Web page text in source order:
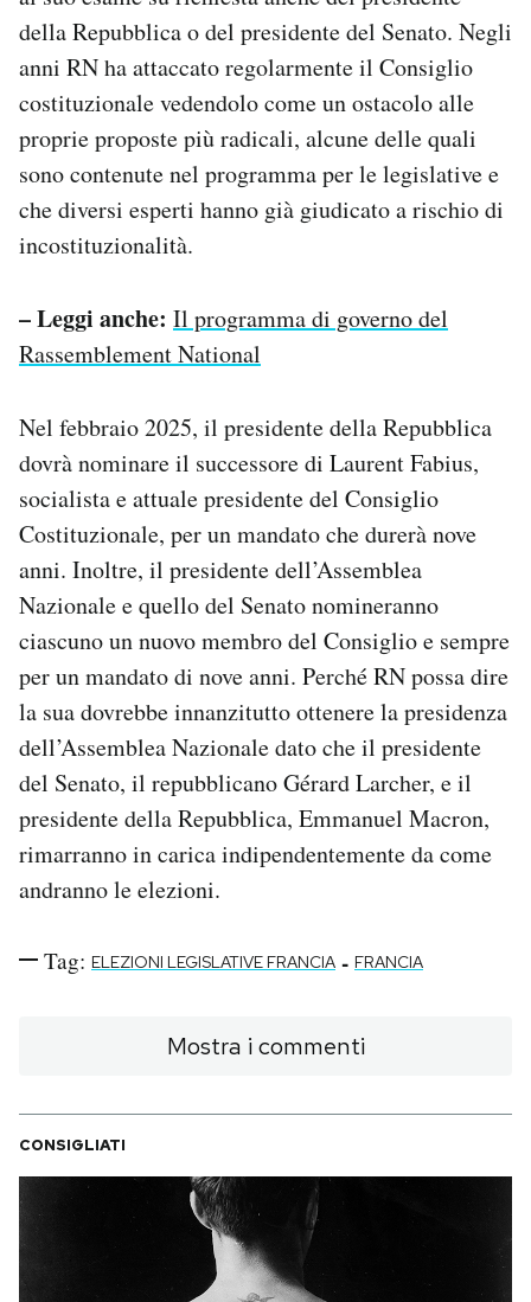
della Repubblica o del presidente del Senato. Negli
anni RN ha attaccato regolarmente il Consiglio
costituzionale vedendolo come un ostacolo alle
proprie proposte più radicali, alcune delle quali
sono contenute nel programma per le legislative e
che diversi esperti hanno già giudicato a rischio di
incostituzionalità.
– Leggi anche: Il programma di governo del
Rassemblement National
Nel febbraio 2025, il presidente della Repubblica
dovrà nominare il successore di Laurent Fabius,
socialista e attuale presidente del Consiglio
Costituzionale, per un mandato che durerà nove
anni. Inoltre, il presidente dell’Assemblea
Nazionale e quello del Senato nomineranno
ciascuno un nuovo membro del Consiglio e sempre
per un mandato di nove anni. Perché RN possa dire
la sua dovrebbe innanzitutto ottenere la presidenza
dell’Assemblea Nazionale dato che il presidente
del Senato, il repubblicano Gérard Larcher, e il
presidente della Repubblica, Emmanuel Macron,
rimarranno in carica indipendentemente da come
andranno le elezioni.
Tag: ELEZIONI LEGISLATIVE FRANCIA - FRANCIA
Mostra i commenti
CONSIGLIATI